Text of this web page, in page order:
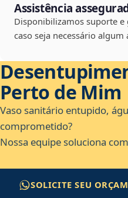
Assistência
Disponibilizamos suporte
caso seja necessário algum
Perto de Mim
Vaso sanitário entupido,
comprometido?
Nossa equipe soluciona
SOLICITE SEU